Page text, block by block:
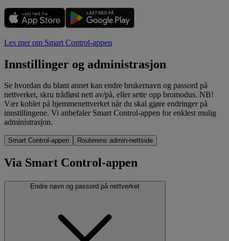
Les mer om Smart Control-appen
Innstillinger og administrasjon
Se hvordan du blant annet kan endre brukernavn og passord på
nettverket, skru trådløst nett av/på, eller sette opp bromodus. NB!
Vær koblet på hjemmenettverket når du skal gjøre endringer på
innstillingene. Vi anbefaler Smart Control-appen for enklest mulig
administrasjon.
Smart Control-appen Routerens admin-nettside
Via Smart Control-appen
Endre navn og passord på nettverket